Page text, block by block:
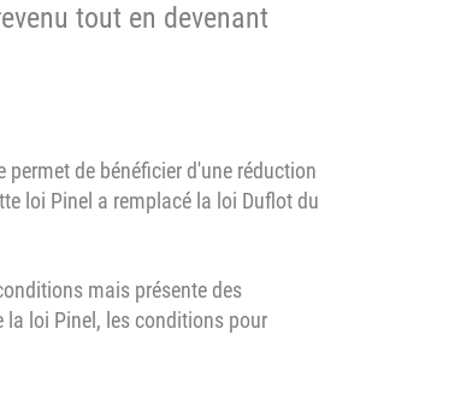
tout en devenant
permet de bénéficier d'une réduction
loi Pinel a remplacé la loi Duflot du
mais présente des
la loi Pinel, les conditions pour